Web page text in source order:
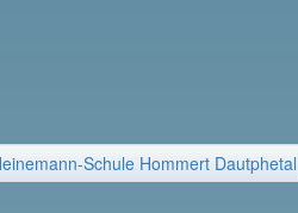
Schule Hommert Dautphetal